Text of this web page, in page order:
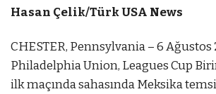
Hasan Çelik/Türk USA News
CHESTER, Pennsylvania – 6
Philadelphia Union, Leagues Cup
ilk maçında sahasında Meksika